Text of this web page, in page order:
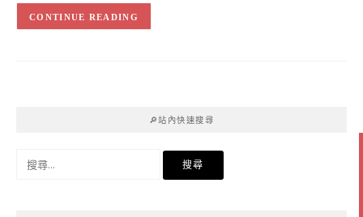
CONTINUE READING
🔎站內快速搜尋